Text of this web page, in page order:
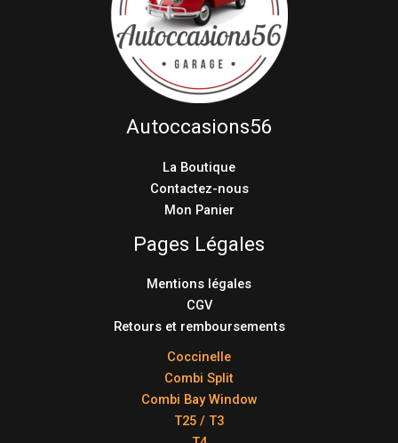
Autoccasions56
La Boutique
Contactez-nous
Mon Panier
Pages Légales
Mentions légales
CGV
Retours et remboursements
Coccinelle
Combi Split
Combi Bay Window
T25 / T3